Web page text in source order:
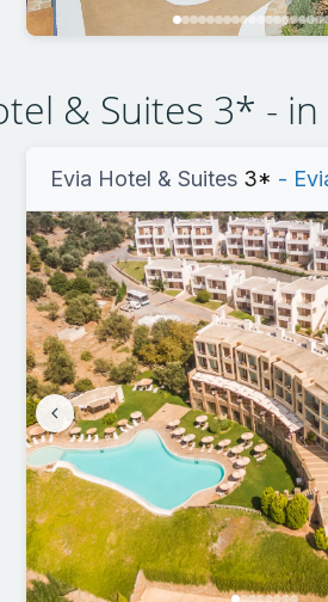
& Suites 3* -
Evia Hotel & Suites 3* -